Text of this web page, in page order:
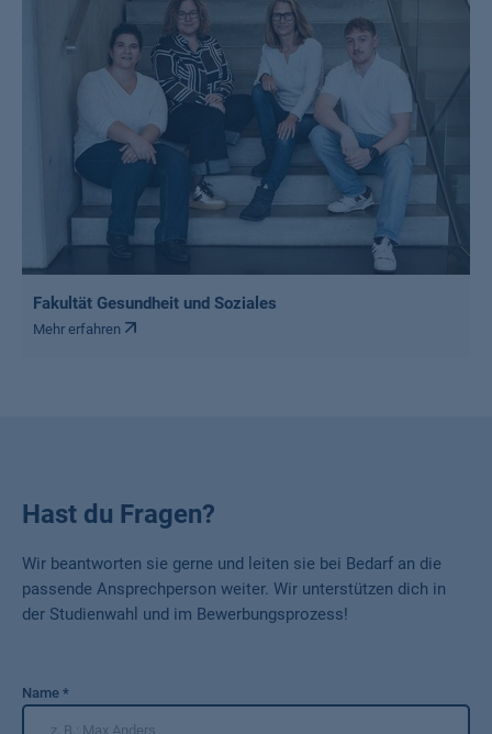
Fakultät Gesundheit und Soziales
Mehr erfahren
Hast du Fragen?
Wir beantworten sie gerne und leiten sie bei Bedarf an die
passende Ansprechperson weiter. Wir unterstützen dich in
der Studienwahl und im Bewerbungsprozess!
Name *